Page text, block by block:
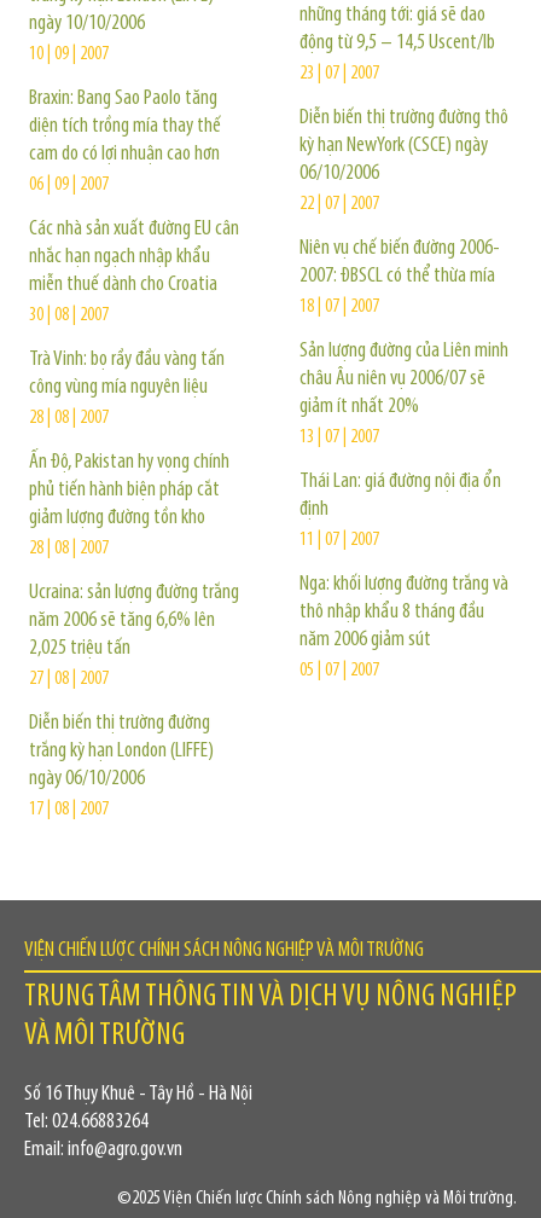
ngày 10/10/2006
10 | 09 | 2007
Braxin: Bang Sao Paolo tăng
diện tích trồng mía thay thế
cam do có lợi nhuận cao hơn
06 | 09 | 2007
Các nhà sản xuất đường EU cân
nhắc hạn ngạch nhập khẩu
miễn thuế dành cho Croatia
30 | 08 | 2007
Trà Vinh: bọ rầy đầu vàng tấn
công vùng mía nguyên liệu
28 | 08 | 2007
Ấn Độ, Pakistan hy vọng chính
phủ tiến hành biện pháp cắt
giảm lượng đường tồn kho
28 | 08 | 2007
Ucraina: sản lượng đường trắng
năm 2006 sẽ tăng 6,6% lên
2,025 triệu tấn
27 | 08 | 2007
Diễn biến thị trường đường
trắng kỳ hạn London (LIFFE)
ngày 06/10/2006
17 | 08 | 2007
những tháng tới: giá sẽ dao
động từ 9,5 – 14,5 Uscent/lb
23 | 07 | 2007
Diễn biến thị trường đường thô
kỳ hạn NewYork (CSCE) ngày
06/10/2006
22 | 07 | 2007
Niên vụ chế biến đường 2006-
2007: ĐBSCL có thể thừa mía
18 | 07 | 2007
Sản lượng đường của Liên minh
châu Âu niên vụ 2006/07 sẽ
giảm ít nhất 20%
13 | 07 | 2007
Thái Lan: giá đường nội địa ổn
định
11 | 07 | 2007
Nga: khối lượng đường trắng và
thô nhập khẩu 8 tháng đầu
năm 2006 giảm sút
05 | 07 | 2007
VIỆN CHIẾN LƯỢC CHÍNH SÁCH NÔNG NGHIỆP VÀ MÔI TRƯỜNG
TRUNG TÂM THÔNG TIN VÀ DỊCH VỤ NÔNG NGHIỆP
VÀ MÔI TRƯỜNG
Số 16 Thụy Khuê - Tây Hồ - Hà Nội
Tel: 024.66883264
Email: info@agro.gov.vn
©2025 Viện Chiến lược Chính sách Nông nghiệp và Môi trường.